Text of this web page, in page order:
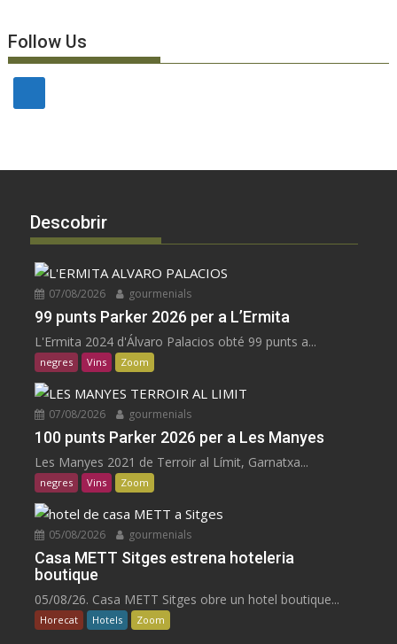
Follow Us
Descobrir
07/08/2026 gourmenials
99 punts Parker 2026 per a L’Ermita
L'Ermita 2024 d'Álvaro Palacios obté 99 punts a...
negres Vins Zoom
07/08/2026 gourmenials
100 punts Parker 2026 per a Les Manyes
Les Manyes 2021 de Terroir al Límit, Garnatxa...
negres Vins Zoom
05/08/2026 gourmenials
Casa METT Sitges estrena hoteleria
boutique
05/08/26. Casa METT Sitges obre un hotel boutique...
Horecat Hotels Zoom